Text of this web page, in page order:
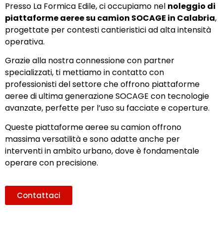
Presso La Formica Edile, ci occupiamo nel noleggio di
piattaforme aeree su camion SOCAGE in Calabria,
progettate per contesti cantieristici ad alta intensità
operativa.
Grazie alla nostra connessione con partner
specializzati, ti mettiamo in contatto con
professionisti del settore che offrono piattaforme
aeree di ultima generazione SOCAGE con tecnologie
avanzate, perfette per l’uso su facciate e coperture.
Queste piattaforme aeree su camion offrono
massima versatilità e sono adatte anche per
interventi in ambito urbano, dove è fondamentale
operare con precisione.
Contattaci